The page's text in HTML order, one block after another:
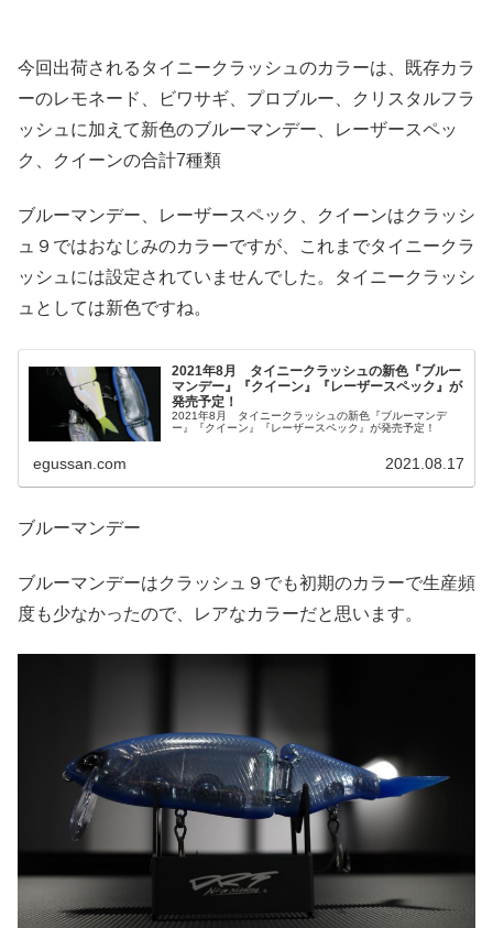
今回出荷されるタイニークラッシュのカラーは、既存カラ
ーのレモネード、ビワサギ、プロブルー、クリスタルフラ
ッシュに加えて新色のブルーマンデー、レーザースペッ
ク、クイーンの合計7種類
ブルーマンデー、レーザースペック、クイーンはクラッシ
ュ９ではおなじみのカラーですが、これまでタイニークラ
ッシュには設定されていませんでした。タイニークラッシ
ュとしては新色ですね。
2021年8月 タイニークラッシュの新色『ブルー
マンデー』『クイーン』『レーザースペック』が
発売予定！
2021年8月 タイニークラッシュの新色『ブルーマンデ
ー』『クイーン』『レーザースペック』が発売予定！
egussan.com 2021.08.17
ブルーマンデー
ブルーマンデーはクラッシュ９でも初期のカラーで生産頻
度も少なかったので、レアなカラーだと思います。